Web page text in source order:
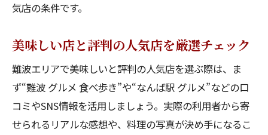
気店の条件です。
美味しい店と評判の人気店を厳選チェック
難波エリアで美味しいと評判の人気店を選ぶ際は、ま
ず“難波 グルメ 食べ歩き”や“なんば駅 グルメ”などの口
コミやSNS情報を活用しましょう。実際の利用者から寄
せられるリアルな感想や、料理の写真が決め手になるこ